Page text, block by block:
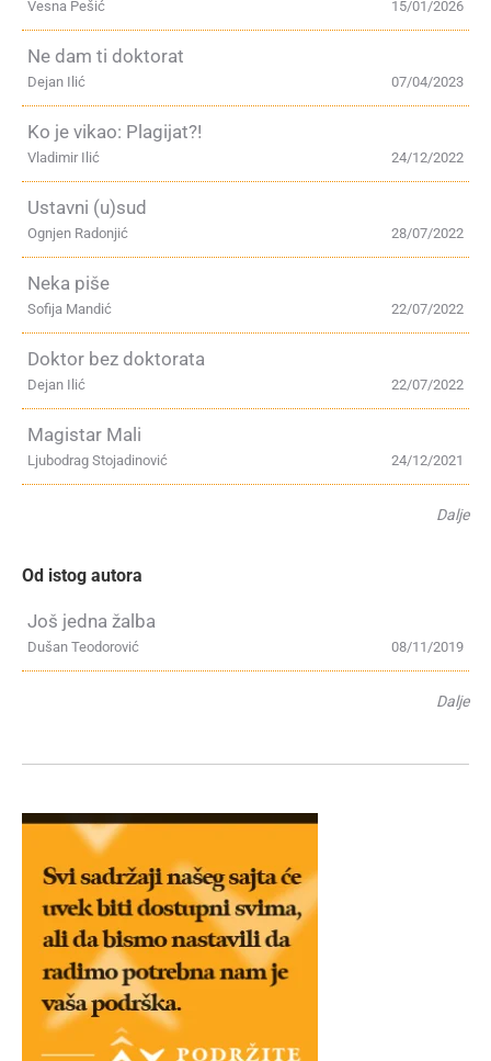
15/01/2026
Vesna Pešić
Ne dam ti doktorat
07/04/2023
Dejan Ilić
Ko je vikao: Plagijat?!
24/12/2022
Vladimir Ilić
Ustavni (u)sud
28/07/2022
Ognjen Radonjić
Neka piše
22/07/2022
Sofija Mandić
Doktor bez doktorata
22/07/2022
Dejan Ilić
Magistar Mali
24/12/2021
Ljubodrag Stojadinović
Dalje
Od istog autora
Još jedna žalba
08/11/2019
Dušan Teodorović
Dalje